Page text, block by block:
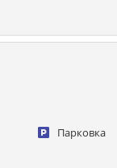
Парковка